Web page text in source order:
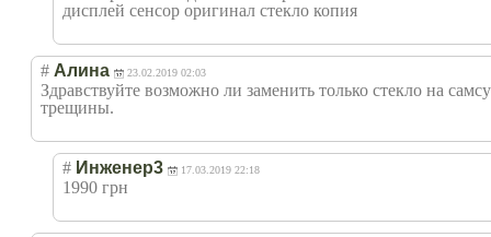
дисплей сенсор оригинал стекло копия
# Алина 23.02.2019 02:03
Здравствуйте возможно ли заменить только стекло на
трещины.
# Инженер3 17.03.2019 22:18
1990 грн